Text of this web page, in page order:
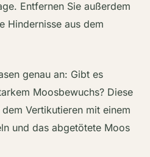
Entfernen Sie außerdem
Hindernisse aus dem
genau an: Gibt es
Moosbewuchs? Diese
Vertikutieren mit einem
und das abgetötete Moos